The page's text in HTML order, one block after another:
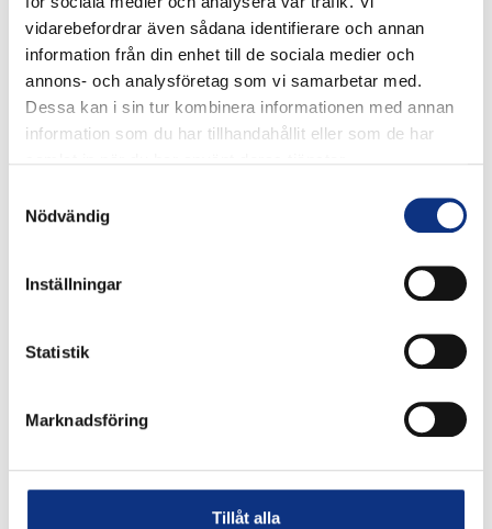
vidarebefordrar även sådana identifierare och annan
information från din enhet till de sociala medier och
annons- och analysföretag som vi samarbetar med.
Dessa kan i sin tur kombinera informationen med annan
information som du har tillhandahållit eller som de har
Nödvändig
Inställningar
Statistik
Marknadsföring
Tillåt alla